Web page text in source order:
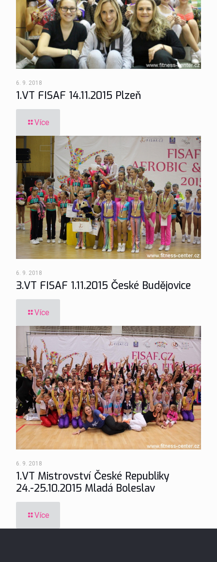
6. 9. 2018
1.VT FISAF 14.11.2015 Plzeň
Více
6. 9. 2018
3.VT FISAF 1.11.2015 České Budějovice
Více
6. 9. 2018
1.VT Mistrovství České Republiky
24.-25.10.2015 Mladá Boleslav
Více